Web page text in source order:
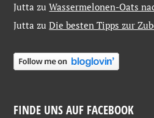
Jutta zuWassermelonen-Oats
Jutta zuDie besten Tipps zur
FINDE UNS AUF FACEBOOK